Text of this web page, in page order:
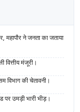
महापौर ने जनता का जताया
वित्तीय मंजूरी।
विभाग की चेतावनी।
पर उमड़ी भारी भीड़।